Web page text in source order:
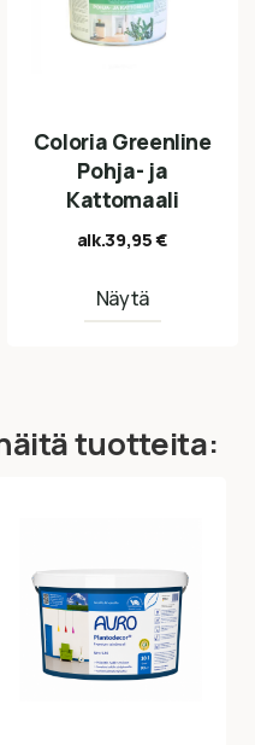
Coloria Greenline
Pohja- ja
Kattomaali
alk.39,95€
Näytä
tuotteita: